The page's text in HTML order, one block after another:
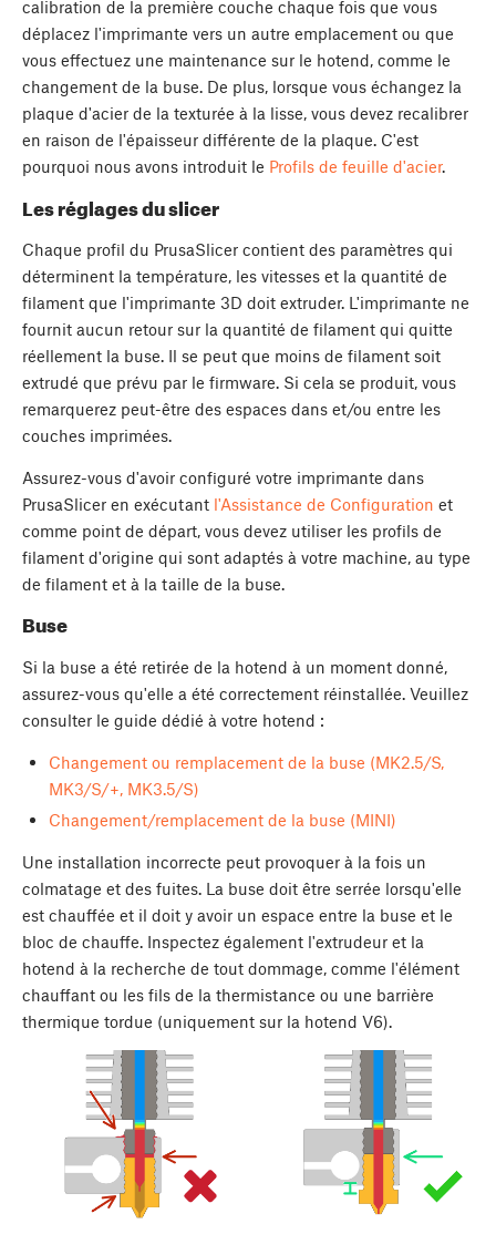
calibration de la première couche chaque fois que vous
déplacez l'imprimante vers un autre emplacement ou que
vous effectuez une maintenance sur le hotend, comme le
changement de la buse. De plus, lorsque vous échangez la
plaque d'acier de la texturée à la lisse, vous devez recalibrer
en raison de l'épaisseur différente de la plaque. C'est
pourquoi nous avons introduit le Profils de feuille d'acier.
Les réglages du slicer
Chaque profil du PrusaSlicer contient des paramètres qui
déterminent la température, les vitesses et la quantité de
filament que l'imprimante 3D doit extruder. L'imprimante ne
fournit aucun retour sur la quantité de filament qui quitte
réellement la buse. Il se peut que moins de filament soit
extrudé que prévu par le firmware. Si cela se produit, vous
remarquerez peut-être des espaces dans et/ou entre les
couches imprimées.
Assurez-vous d'avoir configuré votre imprimante dans
PrusaSlicer en exécutant l'Assistance de Configuration et
comme point de départ, vous devez utiliser les profils de
filament d'origine qui sont adaptés à votre machine, au type
de filament et à la taille de la buse.
Buse
Si la buse a été retirée de la hotend à un moment donné,
assurez-vous qu'elle a été correctement réinstallée. Veuillez
consulter le guide dédié à votre hotend :
Changement ou remplacement de la buse (MK2.5/S,
MK3/S/+, MK3.5/S)
Changement/remplacement de la buse (MINI)
Une installation incorrecte peut provoquer à la fois un
colmatage et des fuites. La buse doit être serrée lorsqu'elle
est chauffée et il doit y avoir un espace entre la buse et le
bloc de chauffe. Inspectez également l'extrudeur et la
hotend à la recherche de tout dommage, comme l'élément
chauffant ou les fils de la thermistance ou une barrière
thermique tordue (uniquement sur la hotend V6).